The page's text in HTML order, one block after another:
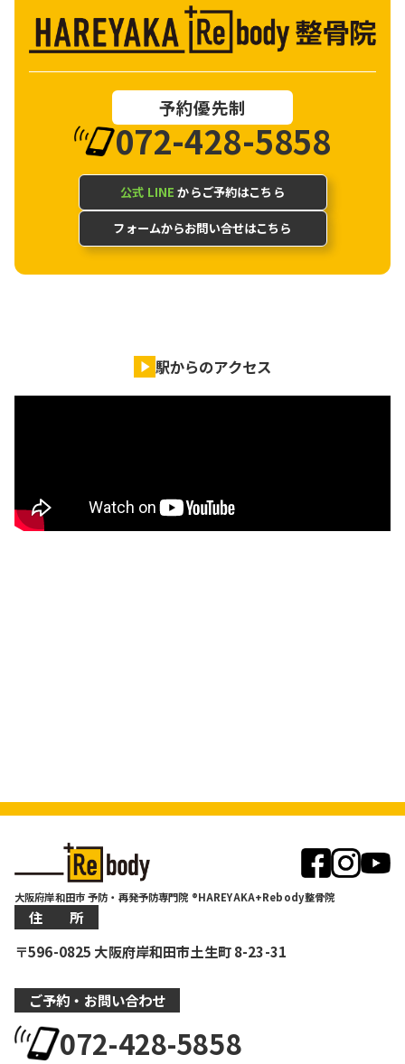
予約優先制
072-428-5858
公式 LINE からご予約はこちら
フォームからお問い合せはこちら
駅からのアクセス
大阪府岸和田市 予防・再発予防専門院 ®HAREYAKA+Rebody整骨院
住 所
〒596-0825 大阪府岸和田市土生町 8-23-31
ご予約・お問い合わせ
072-428-5858